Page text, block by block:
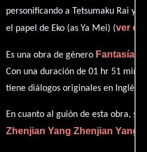
personificando a Tetsumaku Rai y
el papel de Eko (as Ya Mei) (ver
Es una obra de género Fantasía
Con una duración de 01 hr 51 min
tiene diálogos originales en Inglés
En cuanto al guión de esta obra, se
Zhenjian Yang Zhenjian Yang